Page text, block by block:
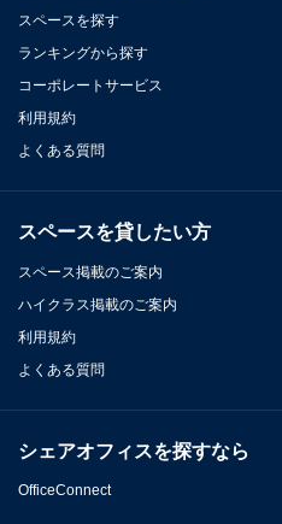
スペースを探す
ランキングから探す
コーポレートサービス
利用規約
よくある質問
スペースを貸したい方
スペース掲載のご案内
ハイクラス掲載のご案内
利用規約
よくある質問
シェアオフィスを探すなら
OfficeConnect